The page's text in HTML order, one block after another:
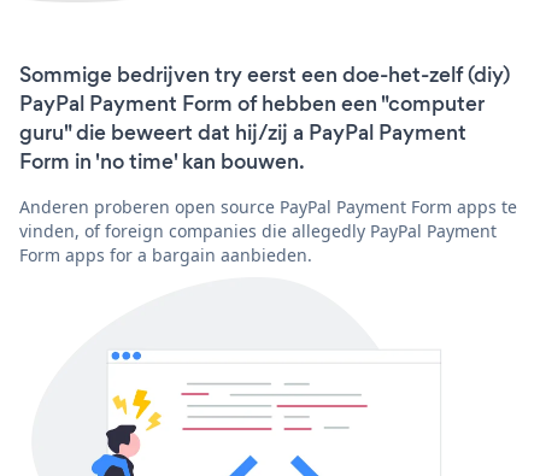
Sommige bedrijven try eerst een doe-het-zelf (diy)
PayPal Payment Form of hebben een "computer
guru" die beweert dat hij/zij a PayPal Payment
Form in 'no time' kan bouwen.
Anderen proberen open source PayPal Payment Form apps te
vinden, of foreign companies die allegedly PayPal Payment
Form apps for a bargain aanbieden.